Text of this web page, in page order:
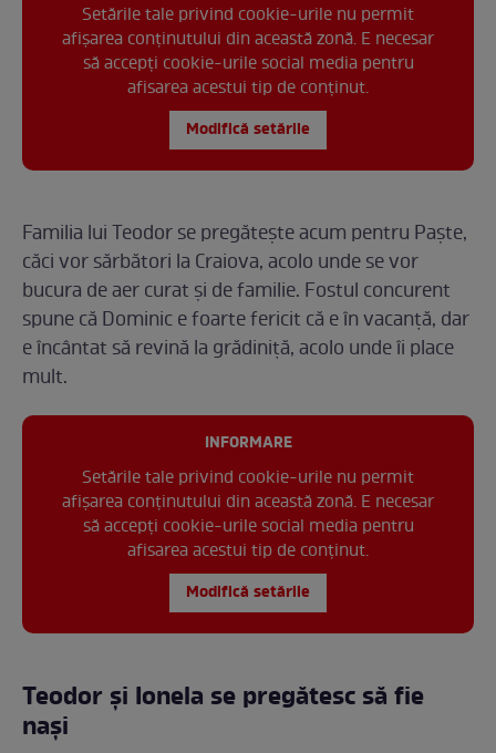
Setările tale privind cookie-urile nu permit
afișarea conținutului din această zonă. E necesar
să accepți cookie-urile social media pentru
afisarea acestui tip de conținut.
Modifică setările
Familia lui Teodor se pregătește acum pentru Paște,
căci vor sărbători la Craiova, acolo unde se vor
bucura de aer curat și de familie. Fostul concurent
spune că Dominic e foarte fericit că e în vacanță, dar
e încântat să revină la grădiniță, acolo unde îi place
mult.
INFORMARE
Setările tale privind cookie-urile nu permit
afișarea conținutului din această zonă. E necesar
să accepți cookie-urile social media pentru
afisarea acestui tip de conținut.
Modifică setările
Teodor și Ionela se pregătesc să fie
nași